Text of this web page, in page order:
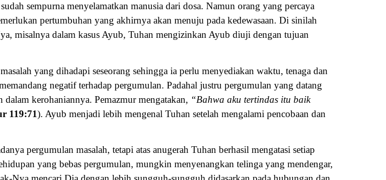
sempurna menyelamatkan manusia dari dosa. Namun orang yang percaya
pertumbuhan yang akhirnya akan menuju pada kedewasaan. Di sinilah
misalnya dalam kasus Ayub, Tuhan mengizinkan Ayub diuji dengan tujuan
yang dihadapi seseorang sehingga ia perlu menyediakan waktu, tenaga dan
negatif terhadap pergumulan. Padahal justru pergumulan yang datang
kerohaniannya. Pemazmur mengatakan, “Bahwa aku tertindas itu baik
119:71). Ayub menjadi lebih mengenal Tuhan setelah mengalami pencobaan dan
pergumulan masalah, tetapi atas anugerah Tuhan berhasil mengatasi setiap
yang bebas pergumulan, mungkin menyenangkan telinga yang mendengar,